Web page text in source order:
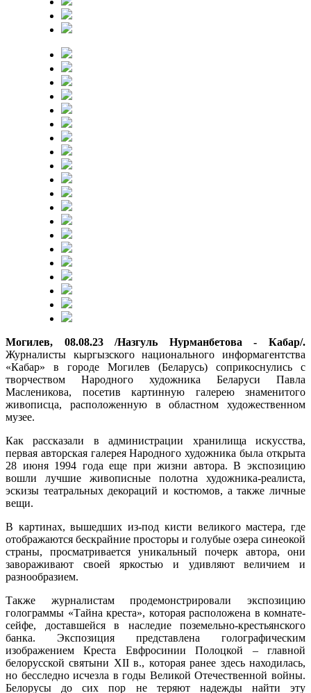
Могилев, 08.08.23 /Назгуль Нурманбетова - Кабар/.
Журналисты кыргызского национального информагентства
«Кабар» в городе Могилев (Беларусь) соприкоснулись с
творчеством Народного художника Беларуси Павла
Масленикова, посетив картинную галерею знаменитого
живописца, расположенную в областном художественном
музее.
Как рассказали в администрации хранилища искусства,
первая авторская галерея Народного художника была открыта
28 июня 1994 года еще при жизни автора. В экспозицию
вошли лучшие живописные полотна художника-реалиста,
эскизы театральных декораций и костюмов, а также личные
вещи.
В картинах, вышедших из-под кисти великого мастера, где
отображаются бескрайние просторы и голубые озера синеокой
страны, просматривается уникальный почерк автора, они
завораживают своей яркостью и удивляют величием и
разнообразием.
Также журналистам продемонстрировали экспозицию
голограммы «Тайна креста», которая расположена в комнате-
сейфе, доставшейся в наследие поземельно-крестьянского
банка. Экспозиция представлена голографическим
изображением Креста Евфросинии Полоцкой – главной
белорусской святыни ХII в., которая ранее здесь находилась,
но бесследно исчезла в годы Великой Отечественной войны.
Белорусы до сих пор не теряют надежды найти эту